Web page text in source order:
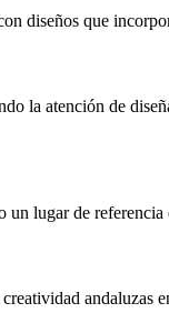
diseños que
la atención de
un lugar de
andaluzas